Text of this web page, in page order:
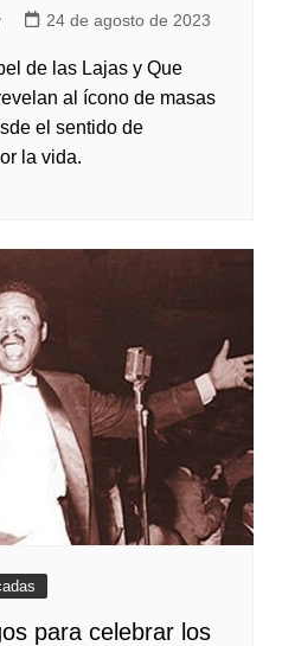
24 de agosto de 2023
de las Lajas y Que
al ícono de masas
el sentido de
la vida.
para celebrar los